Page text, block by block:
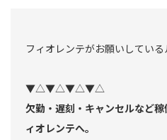
フィオレンテがお願いしている
▼△▼△▼△▼△
欠勤・遅刻・キャンセルなど
ィオレンテへ。